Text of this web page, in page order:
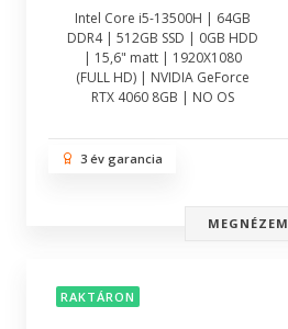
Intel Core i5-13500H | 64GB
DDR4 | 512GB SSD | 0GB HDD
| 15,6" matt | 1920X1080
(FULL HD) | NVIDIA GeForce
RTX 4060 8GB | NO OS
3 év garancia
MEGNÉZEM
RAKTÁRON